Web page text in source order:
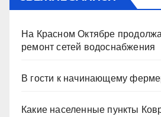
На Красном Октябре
ремонт сетей водоснабжения
В гости к начинающему
Какие населенные пункты